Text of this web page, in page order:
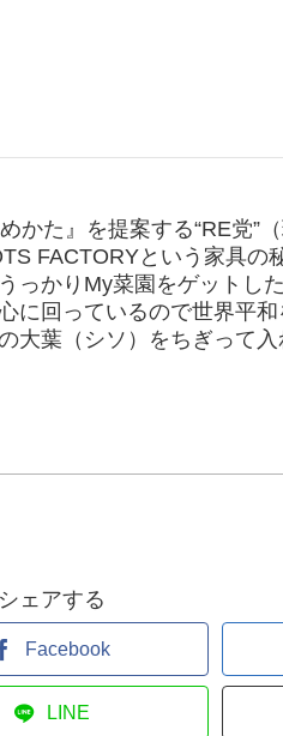
かた』を提案する“RE党”
FACTORYという家具の
っかりMy菜園をゲットし
に回っているので世界平
大葉（シソ）をちぎって
シェアする
Facebook
LINE